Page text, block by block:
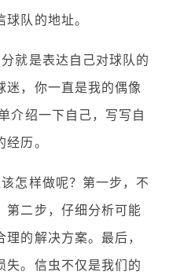
队的地址。
就是表达自己对球队的
迷，你一直是我的偶像
介绍一下自己，写写自
历。
怎样做呢？第一步，不
第二步，仔细分析可能
的解决方案。最后，
失。信虫不仅是我们的